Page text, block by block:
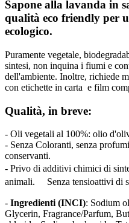
Sapone alla lavanda in
qualità eco friendly per
ecologico.
Puramente vegetale,
sintesi, non inquina i fiumi e
dell'ambiente. Inoltre, richiede
con etichette in carta e film
Qualità, in breve:
- Oli vegetali al 100%: olio
- Senza Coloranti, senza
conservanti.
- Privo di additivi chimici di
animali. Senza tensioattivi di
- Ingredienti (INCI): Sodium
Glycerin, Fragrance/Parfum,